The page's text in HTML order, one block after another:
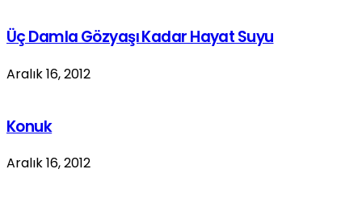
Üç Damla Gözyaşı Kadar Hayat Suyu
Aralık 16, 2012
Konuk
Aralık 16, 2012